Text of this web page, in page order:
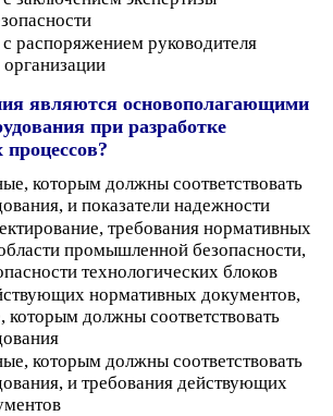
с распоряжением руководителя
являются основополагающими
при разработке
процессов?
которым должны соответствовать
и показатели надежности
требования нормативных
промышленной безопасности,
технологических блоков
нормативных документов,
которым должны соответствовать
которым должны соответствовать
и требования действующих